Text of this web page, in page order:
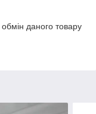
даного товару